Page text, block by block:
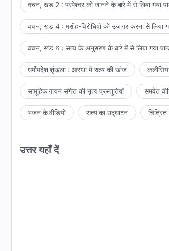
वचन, खंड 2 : परमेश्वर को जानने के बारे में से लिया गया
वचन, खंड 4 : मसीह-विरोधियों को उजागर करना से लिया
वचन, खंड 6 : सत्य के अनुसरण के बारे में से लिया गया पाठ
धर्मोपदेश शृंखला : आस्था में सत्य की खोज
सामूहिक गायन संगीत की नृत्य प्रस्तुतियाँ समवेत
भजन के वीडियो सत्य का उद्घाटन चित्रित
उत्तर यहाँ दें